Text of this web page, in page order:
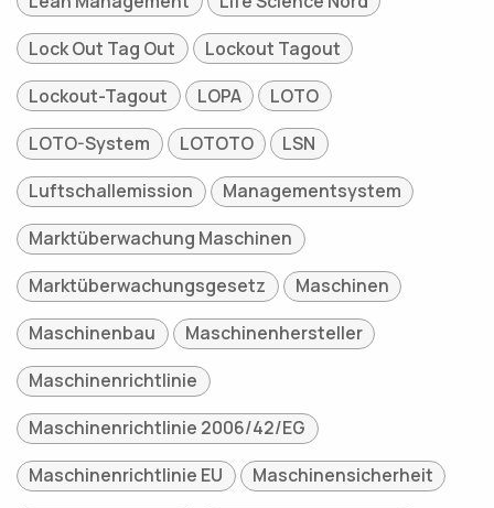
Lock Out Tag Out
Lockout Tagout
Lockout-Tagout
LOPA
LOTO
LOTO-System
LOTOTO
LSN
Luftschallemission
Managementsystem
Marktüberwachung Maschinen
Marktüberwachungsgesetz
Maschinen
Maschinenbau
Maschinenhersteller
Maschinenrichtlinie
Maschinenrichtlinie 2006/42/EG
Maschinenrichtlinie EU
Maschinensicherheit